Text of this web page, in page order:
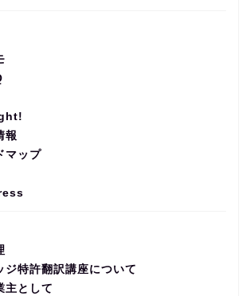
報
マップ
ジ特許翻訳講座について
主として